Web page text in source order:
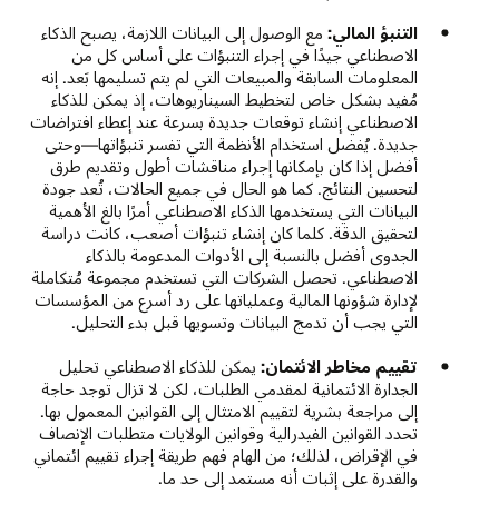
التنبؤ المالي: مع الوصول إلى البيانات اللازمة، يصبح الذكاء
الاصطناعي جيدًا في إجراء التنبؤات على أساس كل من
المعلومات السابقة والمبيعات التي لم يتم تسليمها بَعد. إنه
مُفيد بشكل خاص لتخطيط السيناريوهات، إذ يمكن للذكاء
الاصطناعي إنشاء توقعات جديدة بسرعة عند إعطاء افتراضات
جديدة. يُفضل استخدام الأنظمة التي تفسر تنبؤاتها—وحتى
أفضل إذا كان بإمكانها إجراء مناقشات أطول وتقديم طرق
لتحسين النتائج. كما هو الحال في جميع الحالات، تُعد جودة
البيانات التي يستخدمها الذكاء الاصطناعي أمرًا بالغ الأهمية
لتحقيق الدقة. كلما كان إنشاء تنبؤات أصعب، كانت دراسة
الجدوى أفضل بالنسبة إلى الأدوات المدعومة بالذكاء
الاصطناعي. تحصل الشركات التي تستخدم مجموعة مُتكاملة
لإدارة شؤونها المالية وعملياتها على رد أسرع من المؤسسات
التي يجب أن تدمج البيانات وتسويها قبل بدء التحليل.
تقييم مخاطر الائتمان: يمكن للذكاء الاصطناعي تحليل
الجدارة الائتمانية لمقدمي الطلبات، لكن لا تزال توجد حاجة
إلى مراجعة بشرية لتقييم الامتثال إلى القوانين المعمول بها.
تحدد القوانين الفيدرالية وقوانين الولايات متطلبات الإنصاف
في الإقراض، لذلك؛ من الهام فهم طريقة إجراء تقييم ائتماني
والقدرة على إثبات أنه مستمد إلى حد ما.